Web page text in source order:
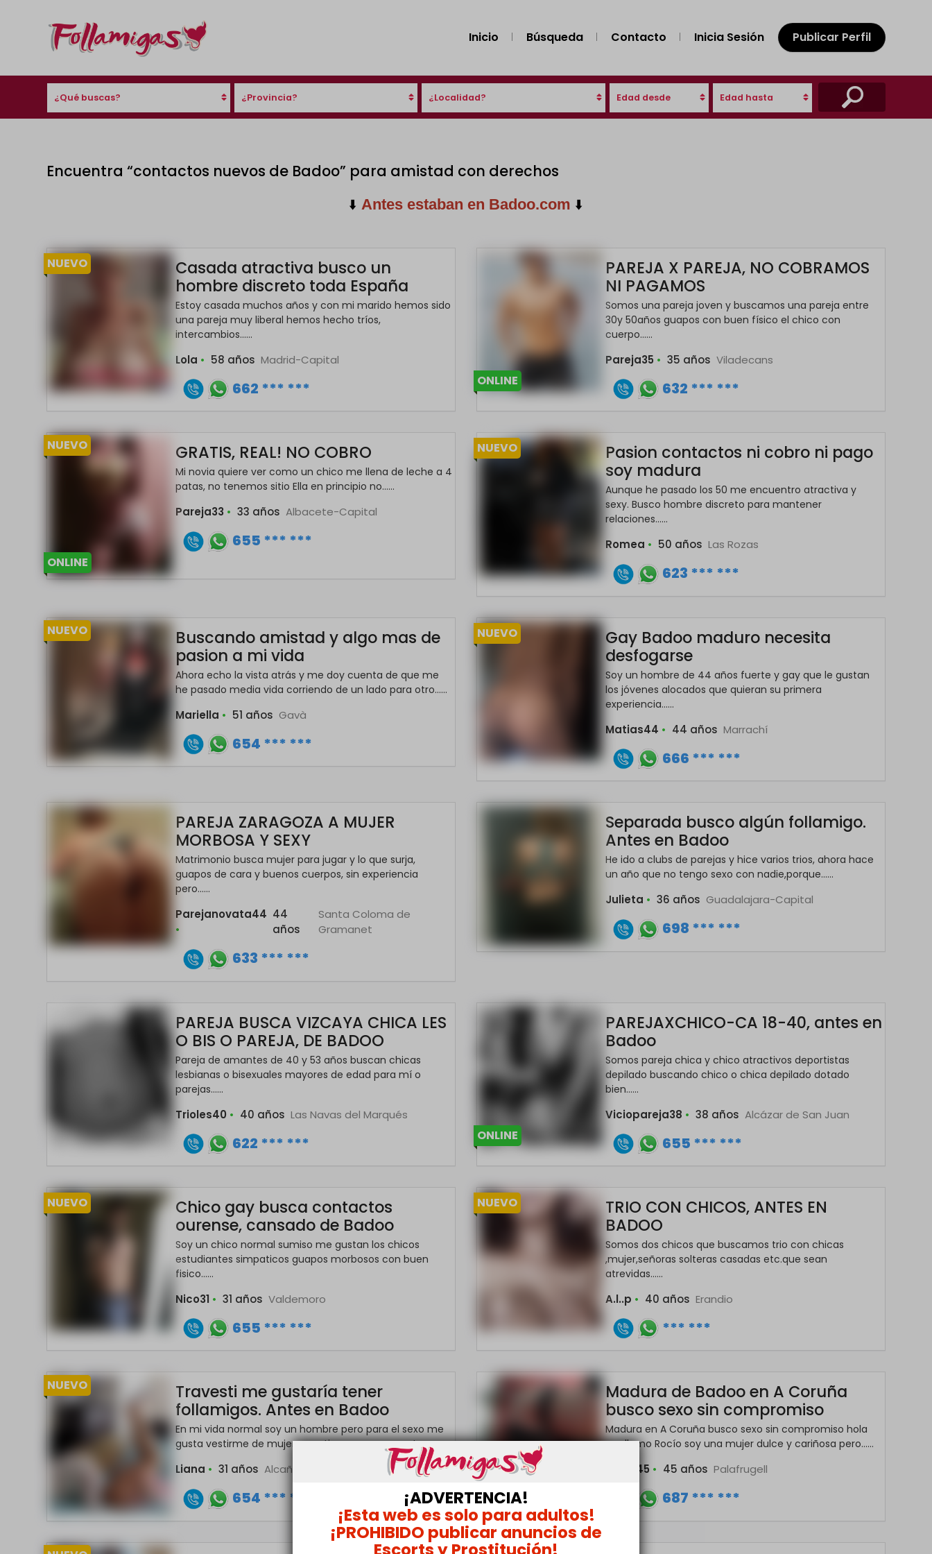
Inicio Búsqueda Contacto Inicia Sesión Publicar Perfil
¿Qué buscas? ¿Provincia? ¿Localidad? Edad desde Edad hasta
Encuentra “contactos nuevos de Badoo” para amistad con derechos
⬇️ Antes estaban en Badoo.com ⬇️
NUEVO
Casada atractiva busco un
hombre discreto toda España
Estoy casada muchos años y con mi marido hemos sido
una pareja muy liberal hemos hecho tríos,
intercambios......
Lola • 58 años Madrid-Capital
662 *** *** ONLINE
PAREJA X PAREJA, NO COBRAMOS
NI PAGAMOS
Somos una pareja joven y buscamos una pareja entre
30y 50años guapos con buen físico el chico con
cuerpo......
Pareja35 • 35 años Viladecans
632 *** ***
NUEVO
ONLINE
GRATIS, REAL! NO COBRO
Mi novia quiere ver como un chico me llena de leche a 4
patas, no tenemos sitio Ella en principio no......
Pareja33 • 33 años Albacete-Capital
655 *** ***
NUEVO
Pasion contactos ni cobro ni pago
soy madura
Aunque he pasado los 50 me encuentro atractiva y
sexy. Busco hombre discreto para mantener
relaciones......
Romea • 50 años Las Rozas
623 *** ***
NUEVO
Buscando amistad y algo mas de
pasion a mi vida
Ahora echo la vista atrás y me doy cuenta de que me
he pasado media vida corriendo de un lado para otro......
Mariella • 51 años Gavà
654 *** ***
NUEVO
Gay Badoo maduro necesita
desfogarse
Soy un hombre de 44 años fuerte y gay que le gustan
los jóvenes alocados que quieran su primera
experiencia......
Matias44 • 44 años Marrachí
666 *** ***
PAREJA ZARAGOZA A MUJER
MORBOSA Y SEXY
Matrimonio busca mujer para jugar y lo que surja,
guapos de cara y buenos cuerpos, sin experiencia
pero......
Parejanovata44
•
44
años
Santa Coloma de
Gramanet
633 *** ***
Separada busco algún follamigo.
Antes en Badoo
He ido a clubs de parejas y hice varios trios, ahora hace
un año que no tengo sexo con nadie,porque......
Julieta • 36 años Guadalajara-Capital
698 *** ***
PAREJA BUSCA VIZCAYA CHICA LES
O BIS O PAREJA, DE BADOO
Pareja de amantes de 40 y 53 años buscan chicas
lesbianas o bisexuales mayores de edad para mí o
parejas......
Trioles40 • 40 años Las Navas del Marqués
622 *** *** ONLINE
PAREJAXCHICO-CA 18-40, antes en
Badoo
Somos pareja chica y chico atractivos deportistas
depilado buscando chico o chica depilado dotado
bien......
Viciopareja38 • 38 años Alcázar de San Juan
655 *** ***
NUEVO
Chico gay busca contactos
ourense, cansado de Badoo
Soy un chico normal sumiso me gustan los chicos
estudiantes simpaticos guapos morbosos con buen
fisico......
Nico31 • 31 años Valdemoro
655 *** ***
NUEVO
TRIO CON CHICOS, ANTES EN
BADOO
Somos dos chicos que buscamos trio con chicas
,mujer,señoras solteras casadas etc.que sean
atrevidas......
A.l..p • 40 años Erandio
*** ***
NUEVO
Travesti me gustaría tener
follamigos. Antes en Badoo
En mi vida normal soy un hombre pero para el sexo me
gusta vestirme de mujer y sentir como me penetra......
Liana • 31 años Alcañiz
654 *** ***
Madura de Badoo en A Coruña
busco sexo sin compromiso
Madura en A Coruña busco sexo sin compromiso hola
me llamo Rocío soy una mujer dulce y cariñosa pero......
Rocio45 • 45 años Palafrugell
687 *** ***
¡ADVERTENCIA!
¡Esta web es solo para adultos!
¡PROHIBIDO publicar anuncios de
Escorts y Prostitución!